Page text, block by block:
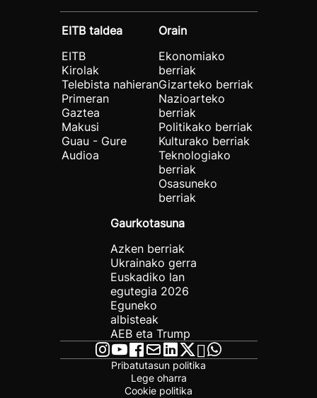
EITB taldea
EITB
Kirolak
Telebista nahieran
Primeran
Gaztea
Makusi
Guau - Gure
Audioa
Orain
Ekonomiako
berriak
Gizarteko berriak
Nazioarteko
berriak
Politikako berriak
Kulturako berriak
Teknologiako
berriak
Osasuneko
berriak
Gaurkotasuna
Azken berriak
Ukrainako gerra
Euskadiko lan
egutegia 2026
Eguneko
albisteak
AEB eta Trump
Pribatutasun politika
Lege oharra
Cookie politika